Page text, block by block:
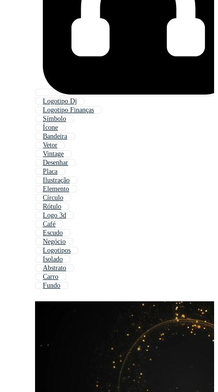
Logotipo Dj
Logotipo Finanças
Símbolo
Ícone
Bandeira
Vetor
Vintage
Desenhar
Placa
Ilustração
Elemento
Círculo
Rótulo
Logo 3d
Café
Escudo
Negócio
Logotipos
Isolado
Abstrato
Carro
Fundo